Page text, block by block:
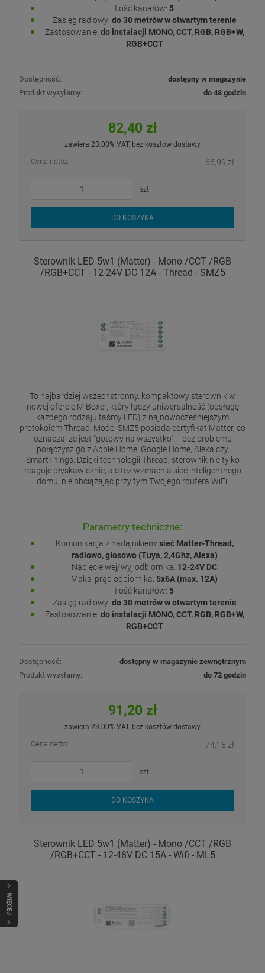
WIĘCEJ
Ilość kanałów: 5
Zasięg radiowy: do 30 metrów w otwartym terenie
Zastosowanie: do instalacji MONO, CCT, RGB, RGB+W,
RGB+CCT
Dostępność:
dostępny w magazynie
Produkt wysyłamy:
do 48 godzin
82,40 zł
zawiera 23.00% VAT, bez kosztów dostawy
Cena netto: 66,99 zł
szt.
DO KOSZYKA
Sterownik LED 5w1 (Matter) - Mono /CCT /RGB
/RGB+CCT - 12-24V DC 12A - Thread - SMZ5
To najbardziej wszechstronny, kompaktowy sterownik w
nowej ofercie MiBoxer, który łączy uniwersalność (obsługę
każdego rodzaju taśmy LED) z najnowocześniejszym
protokołem Thread. Model SMZ5 posiada certyfikat Matter, co
oznacza, że jest "gotowy na wszystko" – bez problemu
połączysz go z Apple Home, Google Home, Alexa czy
SmartThings. Dzięki technologii Thread, sterownik nie tylko
reaguje błyskawicznie, ale też wzmacnia sieć inteligentnego
domu, nie obciążając przy tym Twojego routera WiFi.
Parametry techniczne:
Komunikacja z nadajnikiem: sieć Matter-Thread,
radiowo, głosowo (Tuya, 2,4Ghz, Alexa)
Napięcie wej/wyj odbiornika: 12-24V DC
Maks. prąd odbiornika: 5x6A (max. 12A)
Ilość kanałów: 5
Zasięg radiowy: do 30 metrów w otwartym terenie
Zastosowanie: do instalacji MONO, CCT, RGB, RGB+W,
RGB+CCT
Dostępność:
dostępny w magazynie zewnętrznym
Produkt wysyłamy:
do 72 godzin
91,20 zł
zawiera 23.00% VAT, bez kosztów dostawy
Cena netto: 74,15 zł
szt.
DO KOSZYKA
Sterownik LED 5w1 (Matter) - Mono /CCT /RGB
/RGB+CCT - 12-48V DC 15A - Wifi - ML5